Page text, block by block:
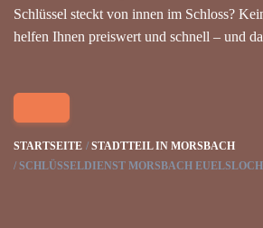
Schlüssel steckt von innen im Schloss?
helfen Ihnen preiswert und schnell – und
STARTSEITE
STADTTEIL IN MORSBACH
SCHLÜSSELDIENST MORSBACH EUELSLOCH